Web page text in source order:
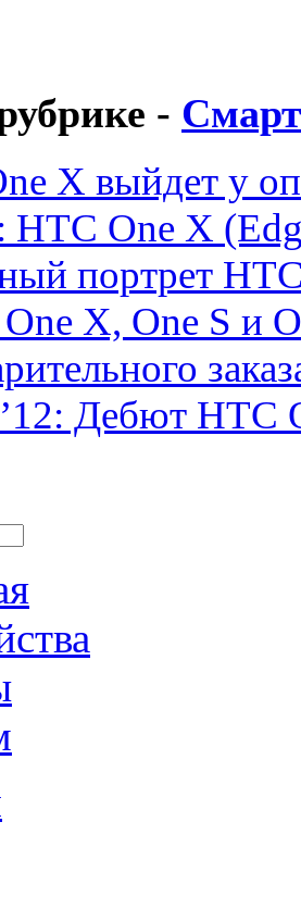
-
X выйдет у
HTC One X
портрет
One X, One S и
Дебют HTC